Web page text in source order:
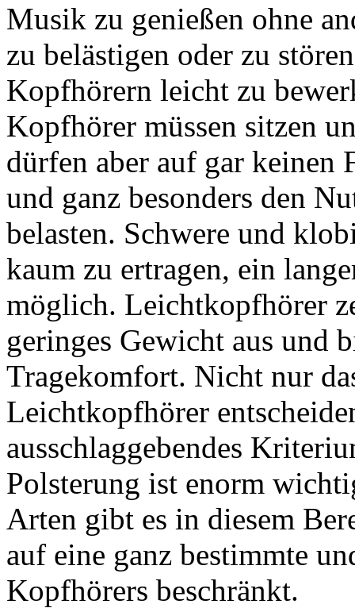
Musik zu genießen ohne
zu belästigen oder zu
Kopfhörern leicht zu
Kopfhörer müssen sitzen
dürfen aber auf gar keinen
und ganz besonders den
belasten. Schwere und
kaum zu ertragen, ein
möglich. Leichtkopfhörer
geringes Gewicht aus und
Tragekomfort. Nicht nur
Leichtkopfhörer
ausschlaggebendes
Polsterung ist enorm
Arten gibt es in diesem
auf eine ganz bestimmte
Kopfhörers beschränkt.